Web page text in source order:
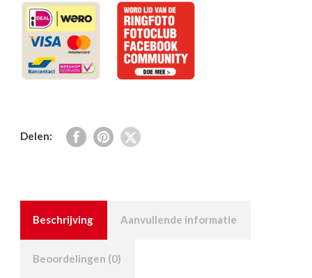
Delen:
Beschrijving Aanvullende informatie
Beoordelingen (0)